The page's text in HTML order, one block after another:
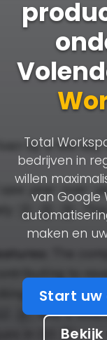
Total
bedrijven in
willen
van Google
maken en
Start